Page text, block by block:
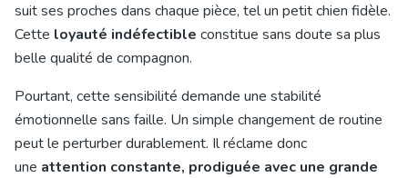
suit ses proches dans chaque pièce, tel un petit chien fidèle.
Cette loyauté indéfectible constitue sans doute sa plus
belle qualité de compagnon.
Pourtant, cette sensibilité demande une stabilité
émotionnelle sans faille. Un simple changement de routine
peut le perturber durablement. Il réclame donc
une attention constante, prodiguée avec une grande